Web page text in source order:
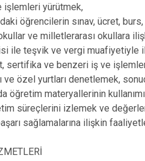
işlemleri yürütmek,
öğrencilerin sınav, ücret,
okullar ve milletlerarası okullara
ile teşvik ve vergi muafiyetiyle
sertifika ve benzeri iş ve
ve özel yurtları denetlemek,
öğretim materyallerinin
süreçlerini izlemek ve
sağlamalarına ilişkin